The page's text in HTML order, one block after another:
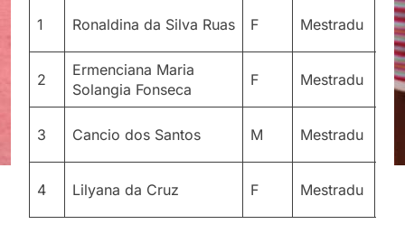
1 Ronaldina da Silva Ruas F Mestradu
2
Ermenciana Maria
Solangia Fonseca
F Mestradu
3 Cancio dos Santos M Mestradu
4 Lilyana da Cruz F Mestradu